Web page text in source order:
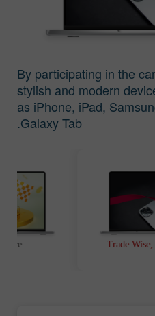
By participating in the
stylish and modern
as iPhone, iPad,
Galaxy Tab.
Race Trade